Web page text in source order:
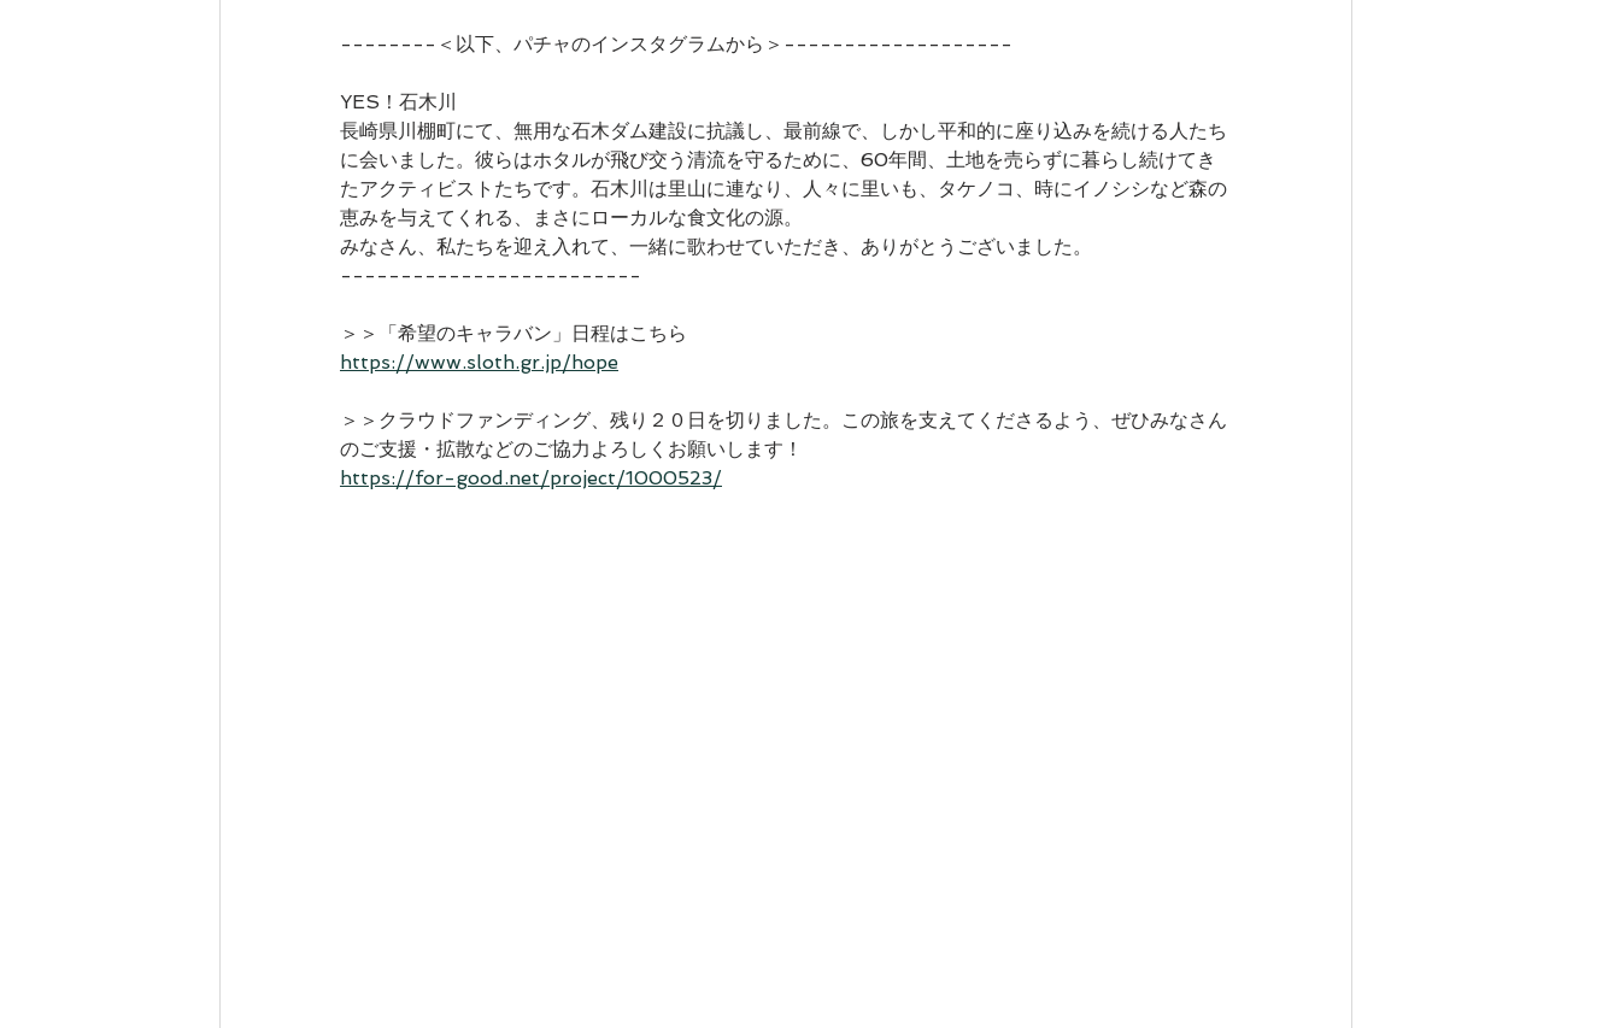
--------＜以下、パチャのインスタグラムから＞-------------------
YES！石木川
長崎県川棚町にて、無用な石木ダム建設に抗議し、最前線で、しかし平和的に座り込みを続ける人たち
に会いました。彼らはホタルが飛び交う清流を守るために、60年間、土地を売らずに暮らし続けてき
たアクティビストたちです。石木川は里山に連なり、人々に里いも、タケノコ、時にイノシシなど森の
恵みを与えてくれる、まさにローカルな食文化の源。
みなさん、私たちを迎え入れて、一緒に歌わせていただき、ありがとうございました。
-------------------------
＞＞「希望のキャラバン」日程はこちら
https://www.sloth.gr.jp/hope
＞＞クラウドファンディング、残り２０日を切りました。この旅を支えてくださるよう、ぜひみなさん
のご支援・拡散などのご協力よろしくお願いします！
https://for-good.net/project/1000523/